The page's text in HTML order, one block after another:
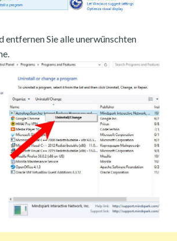
entfernen Sie alle unerwünschten